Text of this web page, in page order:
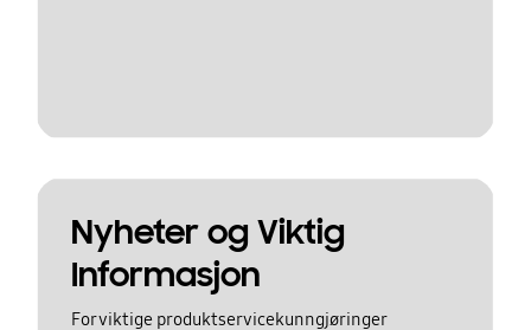
Nyheter og Viktig
Informasjon
For viktige produktservicekunngjøringer